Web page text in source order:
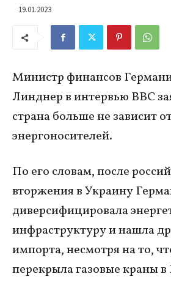
19.01.2023
Министр финансов
Линднер в интервью BBC
страна больше не зависит
энергоносителей.
По его словам, после
вторжения в Украину
диверсифицировала
инфраструктуру и нашла
импорта, несмотря на то,
перекрыла газовые краны в